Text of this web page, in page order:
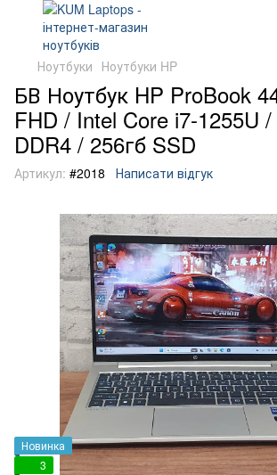
Ноутбуки Ноутбуки HP
БВ Ноутбук HP ProBook
FHD / Intel Core i7-1255U /
DDR4 / 256гб SSD
Артикул: #2018 Написати відгук
Новинка
3